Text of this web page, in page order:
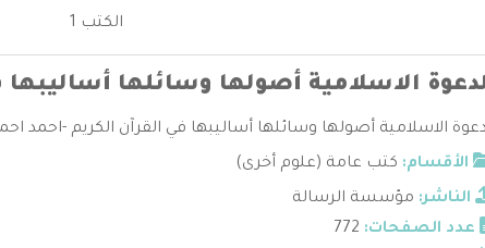
الكتب 1
الاسلامية أصولها وسائلها أساليبها
الاسلامية أصولها وسائلها أساليبها في القرآن الكريم -
الأقسام: كتب عامة (علوم أخرى)
الناشر: مؤسسة الرسالة
عدد الصفحات: